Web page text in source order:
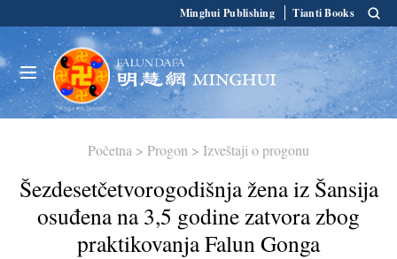
Minghui Publishing Tianti Books
Početna > Progon > Izveštaji o progonu
Šezdesetčetvorogodišnja žena iz Šansija
osuđena na 3,5 godine zatvora zbog
praktikovanja Falun Gonga